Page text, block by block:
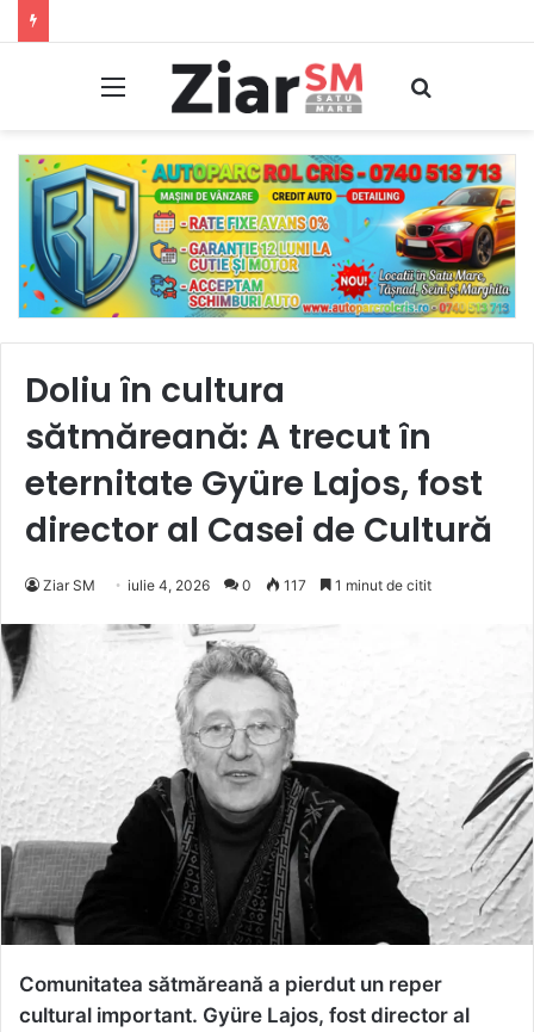
Meniu
Doliu în cultura
sătmăreană: A trecut în
eternitate Gyüre Lajos, fost
director al Casei de Cultură
Ziar SM iulie 4, 2026 0 117 1 minut de citit
Comunitatea sătmăreană a pierdut un reper
cultural important. Gyüre Lajos, fost director al